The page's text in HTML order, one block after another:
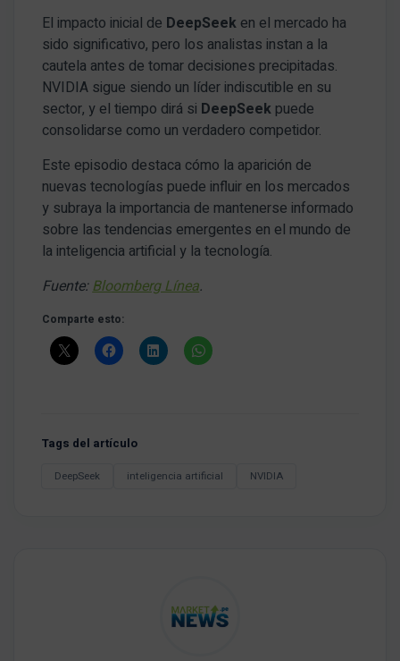
El impacto inicial de DeepSeek en el mercado ha
sido significativo, pero los analistas instan a la
cautela antes de tomar decisiones precipitadas.
NVIDIA sigue siendo un líder indiscutible en su
sector, y el tiempo dirá si DeepSeek puede
consolidarse como un verdadero competidor.
Este episodio destaca cómo la aparición de
nuevas tecnologías puede influir en los mercados
y subraya la importancia de mantenerse informado
sobre las tendencias emergentes en el mundo de
la inteligencia artificial y la tecnología.
Fuente:Bloomberg Línea.
Comparte esto:
Tags del artículo
DeepSeek inteligencia artificial NVIDIA